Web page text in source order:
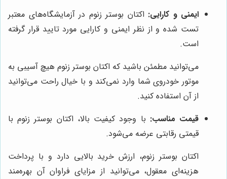
ایمنی و کارایی: اکتان بوستر زنوم در آزمایشگاه‌های معتبر
تست شده و از نظر ایمنی و کارایی مورد تایید قرار گرفته
است.
می‌توانید مطمئن باشید که اکتان بوستر زنوم هیچ آسیبی به
موتور خودروی شما وارد نمی‌کند و با خیال راحت می‌توانید
از آن استفاده کنید.
قیمت مناسب: با وجود کیفیت بالا، اکتان بوستر زنوم با
قیمتی رقابتی عرضه می‌شود.
اکتان بوستر زنوم، ارزش خرید بالایی دارد و با پرداخت
هزینه‌ای معقول، می‌توانید از مزایای فراوان آن بهره‌مند